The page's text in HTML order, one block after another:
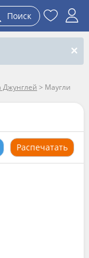
Поиск
Джунглей > Маугли
Распечатать